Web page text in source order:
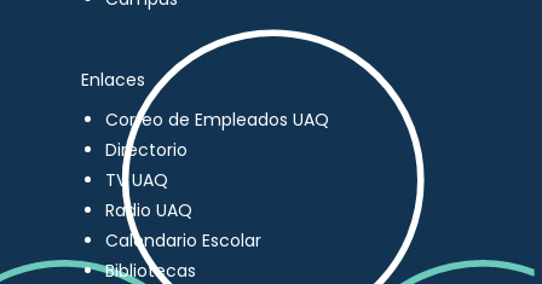
Enlaces
Correo de Empleados UAQ
Directorio
TV UAQ
Radio UAQ
Calendario Escolar
Bibliotecas